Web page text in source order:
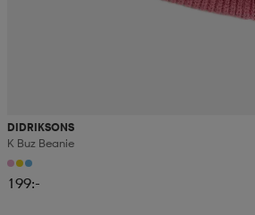
DIDRIKSONS
K Buz Beanie
199:-